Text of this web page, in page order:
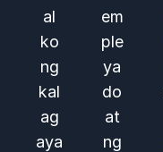
al
ko
ng
kal
ag
aya
em
ple
ya
do
at
ng